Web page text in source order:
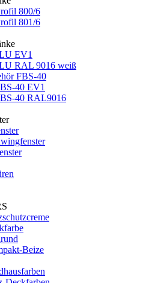
800/6
801/6
EV1
RAL 9016 weiß
FBS-40
40 EV1
40 RAL9016
Beize